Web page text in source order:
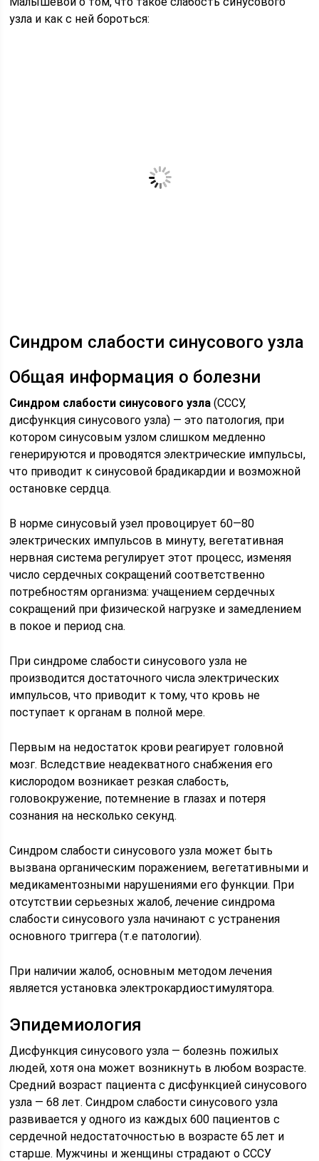
узла и как с ней бороться:
Синдром слабости синусового узла
Общая информация о болезни
Синдром слабости синусового узла (СССУ,
дисфункция синусового узла) — это патология, при
котором синусовым узлом слишком медленно
генерируются и проводятся электрические импульсы,
что приводит к синусовой брадикардии и возможной
остановке сердца.
В норме синусовый узел провоцирует 60—80
электрических импульсов в минуту, вегетативная
нервная система регулирует этот процесс, изменяя
число сердечных сокращений соответственно
потребностям организма: учащением сердечных
сокращений при физической нагрузке и замедлением
в покое и период сна.
При синдроме слабости синусового узла не
производится достаточного числа электрических
импульсов, что приводит к тому, что кровь не
поступает к органам в полной мере.
Первым на недостаток крови реагирует головной
мозг. Вследствие неадекватного снабжения его
кислородом возникает резкая слабость,
головокружение, потемнение в глазах и потеря
сознания на несколько секунд.
Синдром слабости синусового узла может быть
вызвана органическим поражением, вегетативными и
медикаментозными нарушениями его функции. При
отсутствии серьезных жалоб, лечение синдрома
слабости синусового узла начинают с устранения
основного триггера (т.е патологии).
При наличии жалоб, основным методом лечения
является установка электрокардиостимулятора.
Эпидемиология
Дисфункция синусового узла — болезнь пожилых
людей, хотя она может возникнуть в любом возрасте.
Средний возраст пациента с дисфункцией синусового
узла — 68 лет. Синдром слабости синусового узла
развивается у одного из каждых 600 пациентов с
сердечной недостаточностью в возрасте 65 лет и
старше. Мужчины и женщины страдают о СССУ